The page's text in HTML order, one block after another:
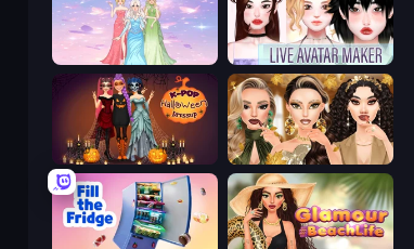
Tailor Stylist: Fashion Diary Live Avatar Maker: Girls
Autumn Glam Gala